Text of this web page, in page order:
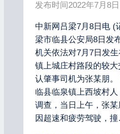
发布时间2022年7月8日
中新网吕梁7月8日电 (
梁市临县公安局8日发
机关依法对7月7日发
镇上城庄村路段的较
认肇事司机为张某朋。
临县临泉镇上西坡村
调查，当日上午，张某
因超速和疲劳驾驶，